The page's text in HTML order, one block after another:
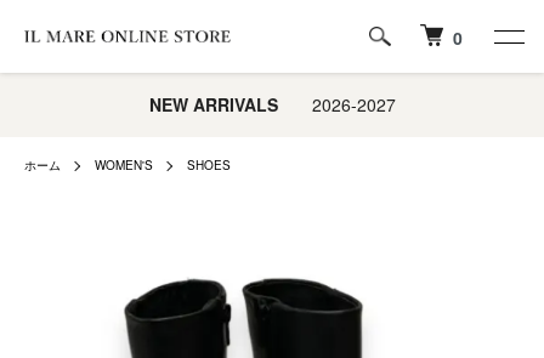
0
NEW ARRIVALS2026-2027
ホーム WOMEN'S SHOES